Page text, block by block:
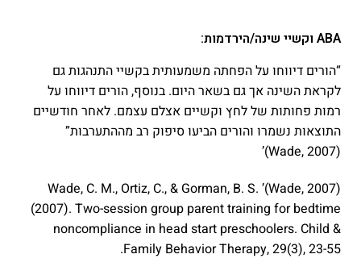
ABA וקשיי שינה/הירדמות:
“הורים דיווחו על הפחתה משמעותית בקשיי התנהגות גם
לקראת השינה אך גם בשאר היום. בנוסף, הורים דיווחו על
רמות פחותות של לחץ וקשיים אצלם עצמם. לאחר חודשיים
התוצאות נשמרו והורים הביעו סיפוק רב מההתערבות”
(Wade, 2007)’
(Wade, 2007)’ Wade, C. M., Ortiz, C., & Gorman, B. S.
(2007). Two-session group parent training for bedtime
noncompliance in head start preschoolers. Child &
Family Behavior Therapy, 29(3), 23-55.‏